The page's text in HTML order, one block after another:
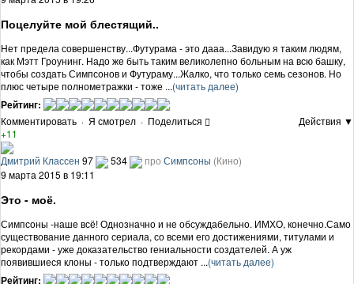
Поцелуйте мой блестящий..
Нет предела совершенству...Футурама - это дааа...Завидую я таким людям,
как Мэтт Гроунинг. Надо же быть таким великолепно больным на всю башку,
чтобы создать Симпсонов и Футураму...Жалко, что только семь сезонов. Но
плюс четыре полнометражки - тоже ...(читать далее)
Рейтинг:
Комментировать · Я смотрел · Поделиться
Действия ▼
+11
Дмитрий Классен 97 534 про Симпсоны (Кино)
9 марта 2015 в 19:11
Это - моё.
Симпсоны -наше всё! Однозначно и не обсуждабельно. ИМХО, конечно.Само
существование данного сериала, со всеми его достижениями, титулами и
рекордами - уже доказательство гениальности создателей. А уж
появившиеся клоны - только подтверждают ...(читать далее)
Рейтинг: